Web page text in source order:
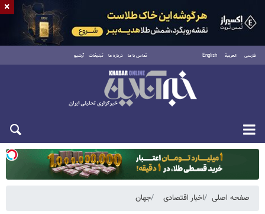
فارسی العربية English تماس با ما درباره ما تبلیغات آرشیو
دوشنبه ۱۹ مرداد ۱۴۰۵
صفحه اصلی اخبار اقتصادی جهان
×